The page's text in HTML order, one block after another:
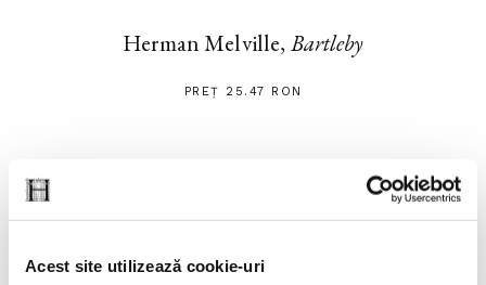
Acest site utilizează cookie-uri
Herman Melville,Bartleby
PREȚ 25.47 RON